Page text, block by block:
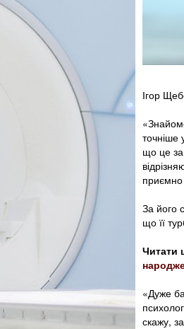
Ігор
точніше
що це за
приємно
За його
що її
Читати
«Дуже
скажу,